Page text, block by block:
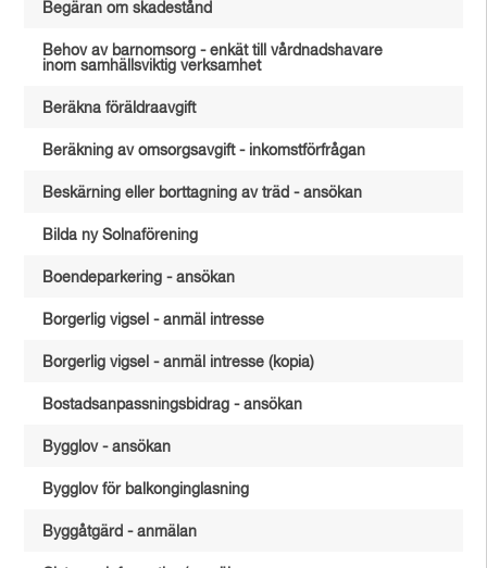
Begäran om skadestånd
Behov av barnomsorg - enkät till vårdnadshavare
inom samhällsviktig verksamhet
Beräkna föräldraavgift
Beräkning av omsorgsavgift - inkomstförfrågan
Beskärning eller borttagning av träd - ansökan
Bilda ny Solnaförening
Boendeparkering - ansökan
Borgerlig vigsel - anmäl intresse
Borgerlig vigsel - anmäl intresse (kopia)
Bostadsanpassningsbidrag - ansökan
Bygglov - ansökan
Bygglov för balkonginglasning
Byggåtgärd - anmälan